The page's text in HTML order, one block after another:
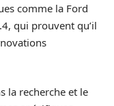
comme la Ford
qui prouvent qu’il
la recherche et le